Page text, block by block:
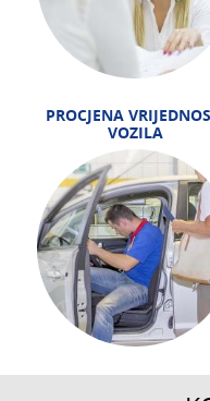
PROCJENA
VOZILA